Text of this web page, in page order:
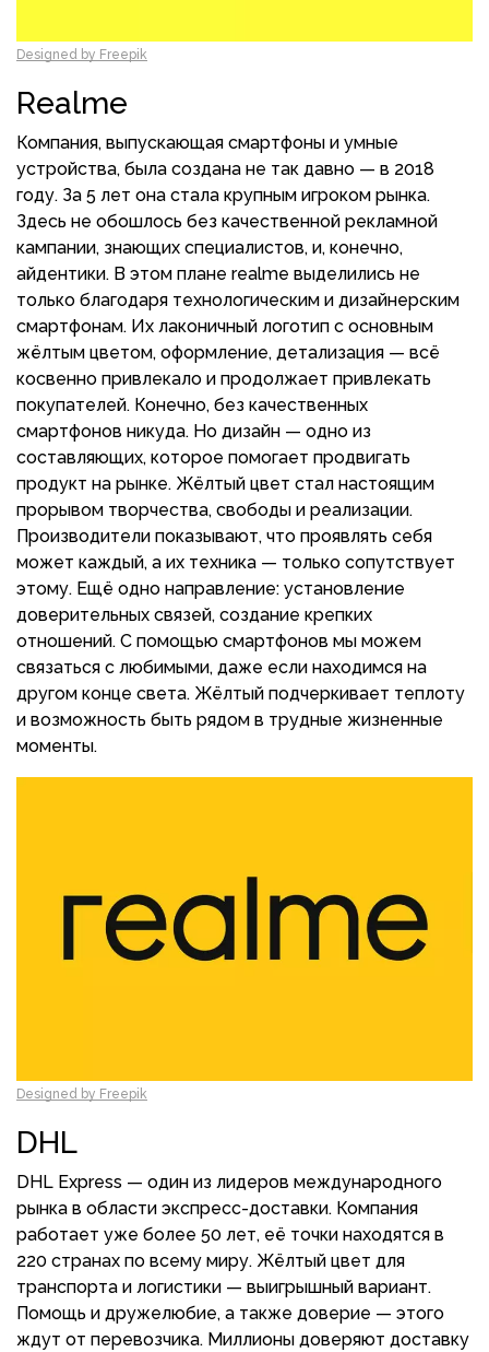
Designed by Freepik
Realme
Компания, выпускающая смартфоны и умные
устройства, была создана не так давно — в 2018
году. За 5 лет она стала крупным игроком рынка.
Здесь не обошлось без качественной рекламной
кампании, знающих специалистов, и, конечно,
айдентики. В этом плане realme выделились не
только благодаря технологическим и дизайнерским
смартфонам. Их лаконичный логотип с основным
жёлтым цветом, оформление, детализация — всё
косвенно привлекало и продолжает привлекать
покупателей. Конечно, без качественных
смартфонов никуда. Но дизайн — одно из
составляющих, которое помогает продвигать
продукт на рынке. Жёлтый цвет стал настоящим
прорывом творчества, свободы и реализации.
Производители показывают, что проявлять себя
может каждый, а их техника — только сопутствует
этому. Ещё одно направление: установление
доверительных связей, создание крепких
отношений. С помощью смартфонов мы можем
связаться с любимыми, даже если находимся на
другом конце света. Жёлтый подчеркивает теплоту
и возможность быть рядом в трудные жизненные
моменты.
Designed by Freepik
DHL
DHL Express — один из лидеров международного
рынка в области экспресс-доставки. Компания
работает уже более 50 лет, её точки находятся в
220 странах по всему миру. Жёлтый цвет для
транспорта и логистики — выигрышный вариант.
Помощь и дружелюбие, а также доверие — этого
ждут от перевозчика. Миллионы доверяют доставку